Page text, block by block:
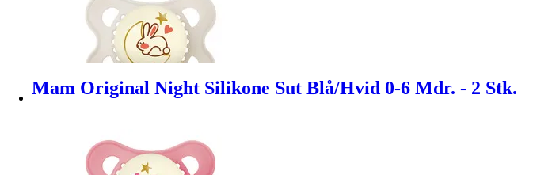
Mam Original Night Silikone Sut Blå/Hvid 0-6 Mdr. - 2 Stk.